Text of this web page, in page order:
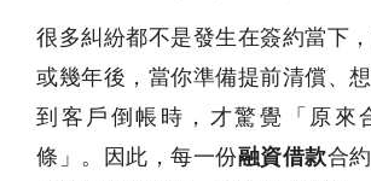
很多糾紛都不是發生在簽約當下
或幾年後，當你準備提前清償、
到客戶倒帳時，才驚覺「原來
條」。因此，每一份融資借款合